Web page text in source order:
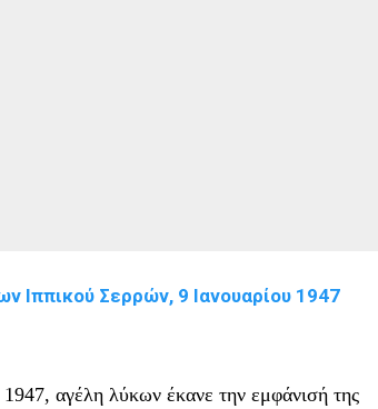
Σερρών, 9 Ιανουαρίου 1947
1947, αγέλη λύκων έκανε την εμφάνισή της